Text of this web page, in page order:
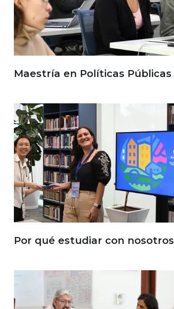
Maestría en Políticas Públicas
Por qué estudiar con nosotros